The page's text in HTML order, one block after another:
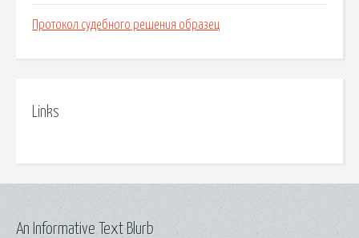
Протокол судебного решения образец
Links
An Informative Text Blurb